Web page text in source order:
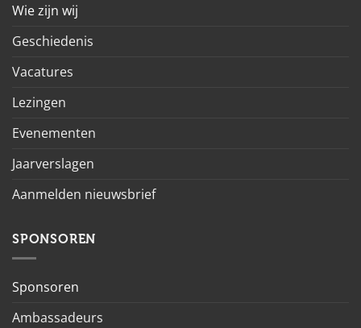
Wie zijn wij
Geschiedenis
Vacatures
Lezingen
Evenementen
Jaarverslagen
Aanmelden nieuwsbrief
SPONSOREN
Sponsoren
Ambassadeurs